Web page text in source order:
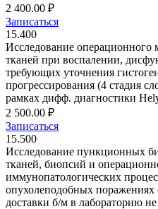
2 400.00 ₽
Записаться
15.400
Исследование операционного
тканей при воспалении,
требующих уточнения
прогрессирования (4
рамках дифф. диагностики
2 500.00 ₽
Записаться
15.500
Исследование пункционных
тканей, биопсий и
иммунопатологических
опухолеподобных поражениях
доставки б/м в лабораторию